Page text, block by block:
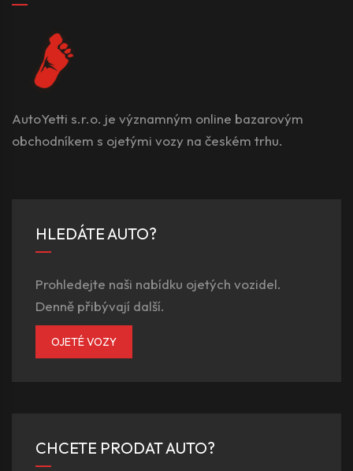
AutoYetti s.r.o. je významným online bazarovým
obchodníkem s ojetými vozy na českém trhu.
HLEDÁTE AUTO?
Prohledejte naši nabídku ojetých vozidel.
Denně přibývají další.
OJETÉ VOZY
CHCETE PRODAT AUTO?